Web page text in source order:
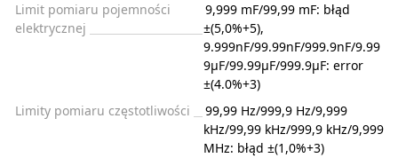
Limit pomiaru pojemności
elektrycznej
9,999 mF/99,99 mF: błąd
±(5,0%+5),
9.999nF/99.99nF/999.9nF/9.99
9µF/99.99µF/999.9µF: error
±(4.0%+3)
Limity pomiaru częstotliwości
99,99 Hz/999,9 Hz/9,999
kHz/99,99 kHz/999,9 kHz/9,999
MHz: błąd ±(1,0%+3)